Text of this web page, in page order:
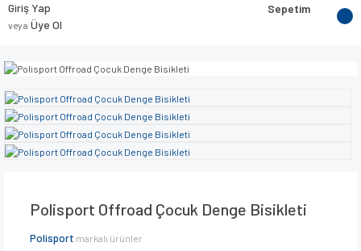
Giriş Yap
veya Üye Ol
Sepetim
Polisport Offroad Çocuk Denge Bisikleti
Polisport markalı ürünler